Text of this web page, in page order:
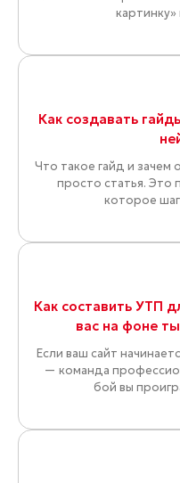
картинку»
Как создавать
Что такое гайд и зачем
просто статья. Это
которое
Как составить УТП
вас на фоне
Если ваш сайт
— команда
бой вы